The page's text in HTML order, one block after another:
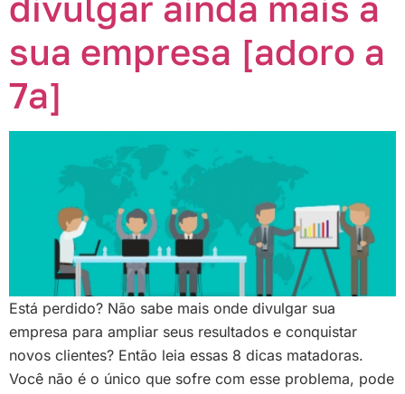
sua empresa [adoro a
7ª]
Está perdido? Não sabe mais onde divulgar sua
empresa para ampliar seus resultados e conquistar
novos clientes? Então leia essas 8 dicas matadoras.
Você não é o único que sofre com esse problema, pode